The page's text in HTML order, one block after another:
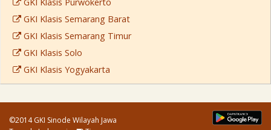
GKI Klasis Semarang Barat
GKI Klasis Semarang Timur
GKI Klasis Solo
GKI Klasis Yogyakarta
©2014 GKI Sinode Wilayah Jawa